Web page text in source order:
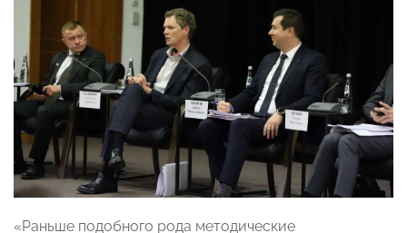
«Раньше подобного рода методические